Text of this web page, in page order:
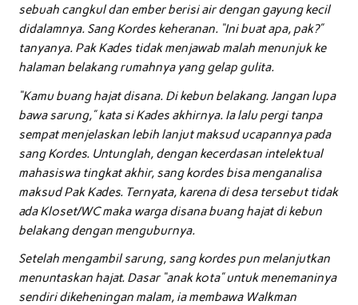
sebuah cangkul dan ember berisi air dengan gayung kecil
didalamnya. Sang Kordes keheranan. “Ini buat apa, pak?”
tanyanya. Pak Kades tidak menjawab malah menunjuk ke
halaman belakang rumahnya yang gelap gulita.
“Kamu buang hajat disana. Di kebun belakang. Jangan lupa
bawa sarung,” kata si Kades akhirnya. Ia lalu pergi tanpa
sempat menjelaskan lebih lanjut maksud ucapannya pada
sang Kordes. Untunglah, dengan kecerdasan intelektual
mahasiswa tingkat akhir, sang kordes bisa menganalisa
maksud Pak Kades. Ternyata, karena di desa tersebut tidak
ada Kloset/WC maka warga disana buang hajat di kebun
belakang dengan menguburnya.
Setelah mengambil sarung, sang kordes pun melanjutkan
menuntaskan hajat. Dasar “anak kota” untuk menemaninya
sendiri dikeheningan malam, ia membawa Walkman